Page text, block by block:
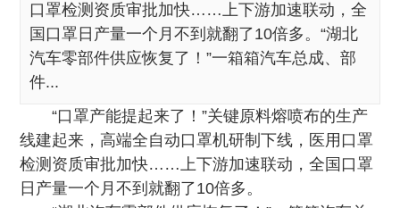
口罩检测资质审批加快……上下游加速联动，全
国口罩日产量一个月不到就翻了10倍多。“湖北
汽车零部件供应恢复了！”一箱箱汽车总成、部
件...
“口罩产能提起来了！”关键原料熔喷布的生产
线建起来，高端全自动口罩机研制下线，医用口罩
检测资质审批加快……上下游加速联动，全国口罩
日产量一个月不到就翻了10倍多。